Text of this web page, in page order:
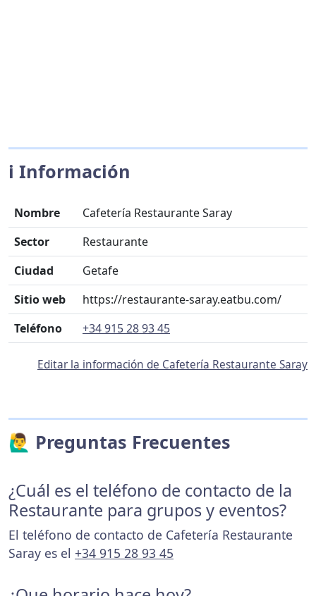
ℹ️ Información
Nombre
Cafetería Restaurante Saray
Sector
Restaurante
Ciudad
Getafe
Sitio web
https://restaurante-saray.eatbu.com/
Teléfono
+34 915 28 93 45
Editar la información de Cafetería Restaurante Saray
🙋‍♂️ Preguntas Frecuentes
¿Cuál es el teléfono de contacto de la
Restaurante para grupos y eventos?
El teléfono de contacto de Cafetería Restaurante
Saray es el +34 915 28 93 45